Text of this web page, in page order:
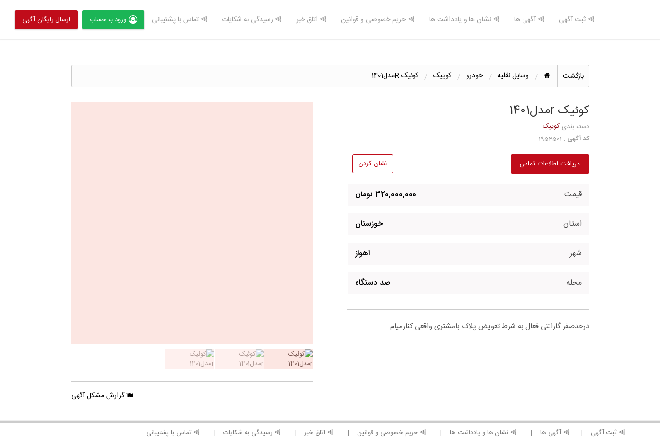
⫸ ثبت آگهی ⫸ آگهی ها ⫸ نشان ها و یادداشت ها ⫸ حریم خصوصی و قوانین ⫸ اتاق خبر ⫸ رسیدگی به شکایات ⫸ تماس با پشتیبانی ورود به حساب ارسال رایگان آگهی
بازگشت وسایل نقلیه خودرو کوییک کوئیک Rمدل1401
کوئیک rمدل1401
دسته بندیکوییک
کد آگهی :
دریافت اطلاعات تماس نشان کردن
قیمت 320,000,000 تومان
استان خوزستان
شهر اهواز
محله صد دستگاه
درحدصفر گارانتی فعال به شرط تعویض پلاک بامشتری واقعی کنارمیام
گزارش مشکل آگهی
⫸ ثبت آگهی ⫸ آگهی ها ⫸ نشان ها و یادداشت ها ⫸ حریم خصوصی و قوانین ⫸ اتاق خبر ⫸ رسیدگی به شکایات ⫸ تماس با پشتیبانی